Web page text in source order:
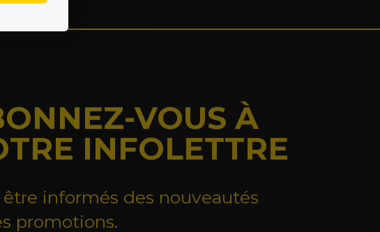
VOUS À
INFOLETTRE
être informés des nouveautés
promotions.